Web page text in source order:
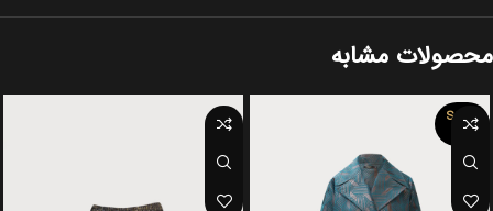
محصولات مشابه
SOLD
OUT